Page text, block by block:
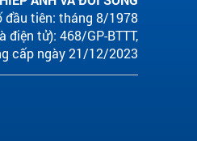
đầu tiên: tháng 8/1978
điện tử): 468/GP-BTTT,
cấp ngày 21/12/2023